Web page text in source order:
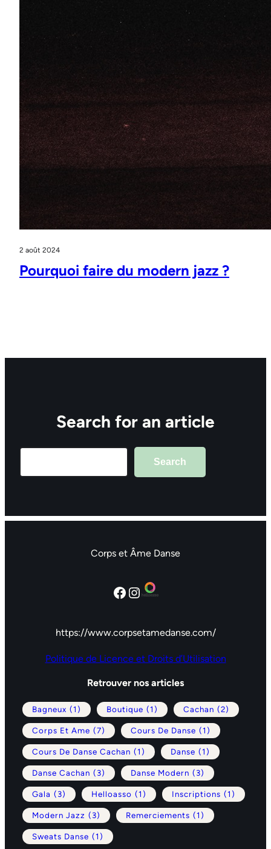
2 août 2024
Pourquoi faire du modern jazz ?
Search for an article
Search
Corps et Âme Danse
Facebook
Instagram
https://www.corpsetamedanse.com/
Politique de Licence et Droits d’Utilisation
Retrouver nos articles
Bagneux (1) Boutique (1) Cachan (2)
Corps Et Ame (7) Cours De Danse (1)
Cours De Danse Cachan (1) Danse (1)
Danse Cachan (3) Danse Modern (3)
Gala (3) Helloasso (1) Inscriptions (1)
Modern Jazz (3) Remerciements (1)
Sweats Danse (1)